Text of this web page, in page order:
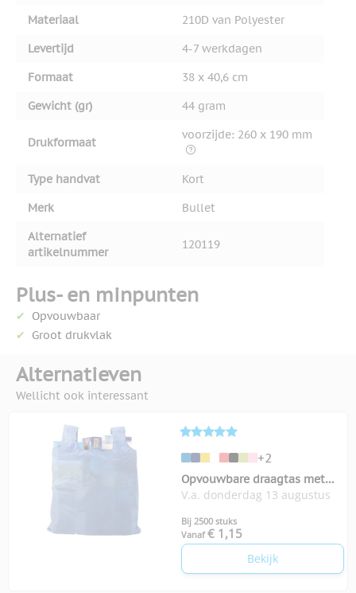
Materiaal
210D van Polyester
Levertijd
4-7 werkdagen
Formaat
38 x 40,6 cm
Gewicht (gr)
44 gram
Drukformaat
voorzijde: 260 x 190 mm
Type handvat
Kort
Merk
Bullet
Alternatief
artikelnummer
120119
Plus- en minpunten
Opvouwbaar
Groot drukvlak
Alternatieven
Wellicht ook interessant
+2
Opvouwbare draagtas met
karabijnhaakje
V.a. donderdag 13 augustus
Bij 2500 stuks
Vanaf € 1,15
Bekijk